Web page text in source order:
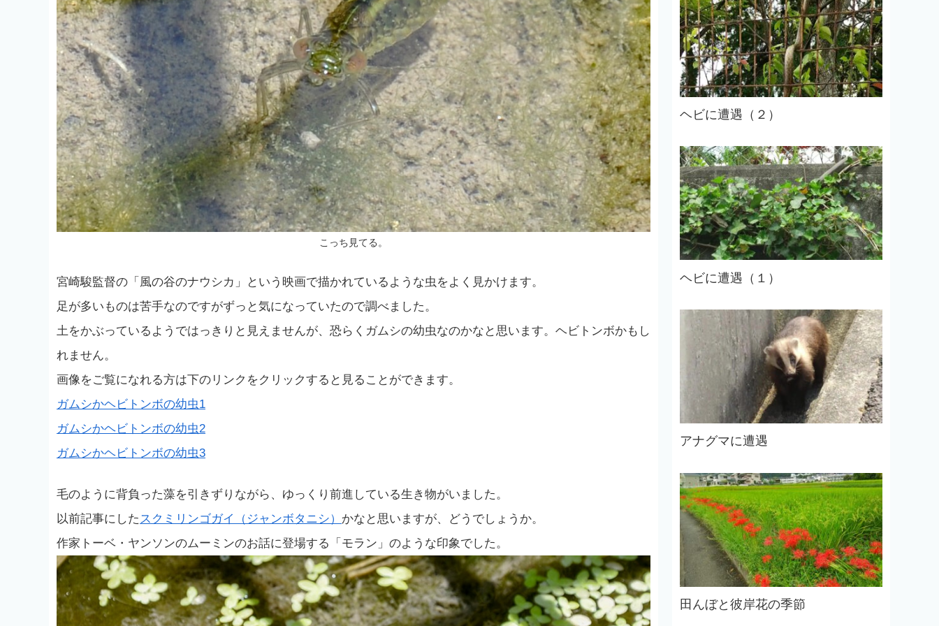
こっち見てる。
宮崎駿監督の「風の谷のナウシカ」という映画で描かれているような虫をよく見かけます。
足が多いものは苦手なのですがずっと気になっていたので調べました。
土をかぶっているようではっきりと見えませんが、恐らくガムシの幼虫なのかなと思います。ヘビトンボかもし
れません。
画像をご覧になれる方は下のリンクをクリックすると見ることができます。
ガムシかヘビトンボの幼虫1
ガムシかヘビトンボの幼虫2
ガムシかヘビトンボの幼虫3
毛のように背負った藻を引きずりながら、ゆっくり前進している生き物がいました。
以前記事にした スクミリンゴガイ（ジャンボタニシ） かなと思いますが、どうでしょうか。
作家トーベ・ヤンソンのムーミンのお話に登場する「モラン」のような印象でした。
ヘビに遭遇（２）
ヘビに遭遇（１）
アナグマに遭遇
田んぼと彼岸花の季節